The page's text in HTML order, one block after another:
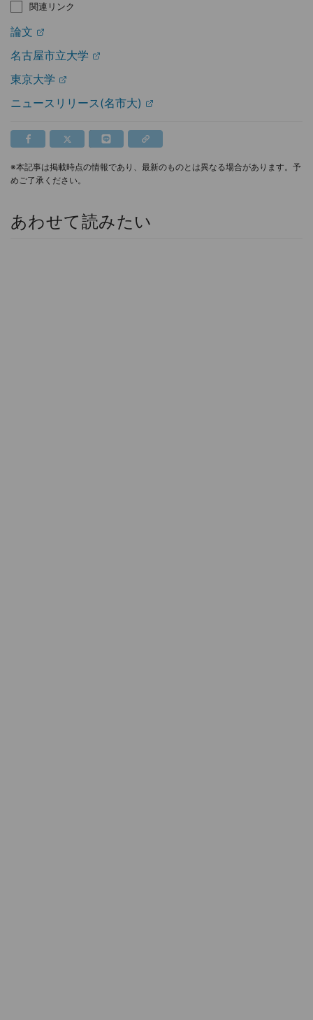
関連リンク
論文
名古屋市立大学
東京大学
ニュースリリース(名市大)
※本記事は掲載時点の情報であり、最新のものとは異なる場合があります。予
めご了承ください。
あわせて読みたい